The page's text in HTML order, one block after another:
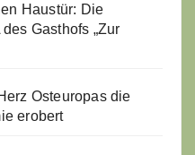
Haustür: Die
Gasthofs „Zur
Osteuropas die
erobert